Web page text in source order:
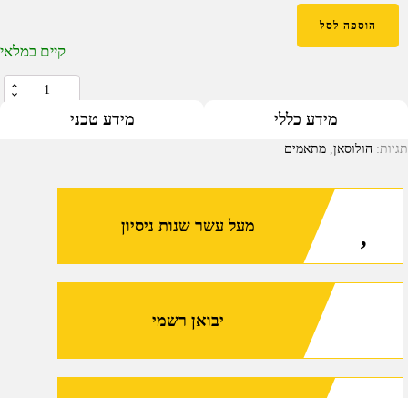
קיים במלאי
של
הוספה לסל
מידע כללי מידע טכני
תגיות: הולוסאן מתאמים
מעל עשר שנות ניסיון
יבואן רשמי